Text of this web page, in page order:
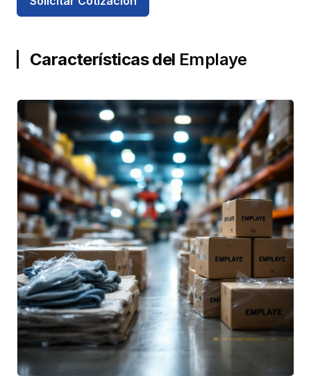
Características del Emplaye